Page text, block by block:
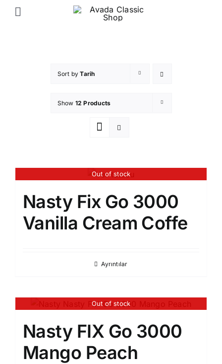
Skip
Toggle
Elektronik Sigara Likit
Elektronik Sigara Puff
Sort byTarih
Show 12 Products
Out of stock
Nasty Fix Go 3000
Vanilla Cream Coffe
Ayrıntılar
Out of stock
Nasty FIX Go 3000
Mango Peach​